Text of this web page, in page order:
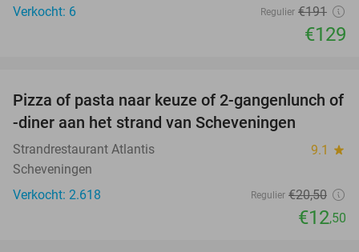
Verkocht: 6
Regulier €191
€129
39%
Pizza of pasta naar keuze of 2-gangenlunch of
-diner aan het strand van Scheveningen
Strandrestaurant Atlantis 9.1 star
Scheveningen
Verkocht: 2.618
Regulier €20,50
€12,50